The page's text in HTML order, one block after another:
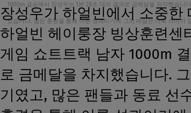
1000m 결승에서 장성우는 1분 28초 대의 결과로 금메달을 차지했습니
았습니다. 힘든 훈련을 통해 이룬 성과이기에 그의 메달은 더욱 의미가
장성우가 하얼빈에서 소중한
하얼빈 헤이룽장 빙상훈련센
게임 쇼트트랙 남자 1000m
로 금메달을 차지했습니다.
기였고, 많은 팬들과 동료 선